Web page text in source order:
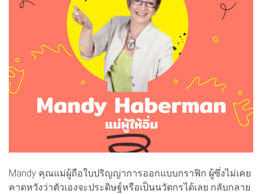
Mandy คุณแม่ผู้ถือใบปริญญาการออกแบบกราฟิก ผู้ซึ่งไม่เคย
คาดหวังว่าตัวเองจะประดิษฐ์หรือเป็นนวัตกรได้เลย กลับกลาย